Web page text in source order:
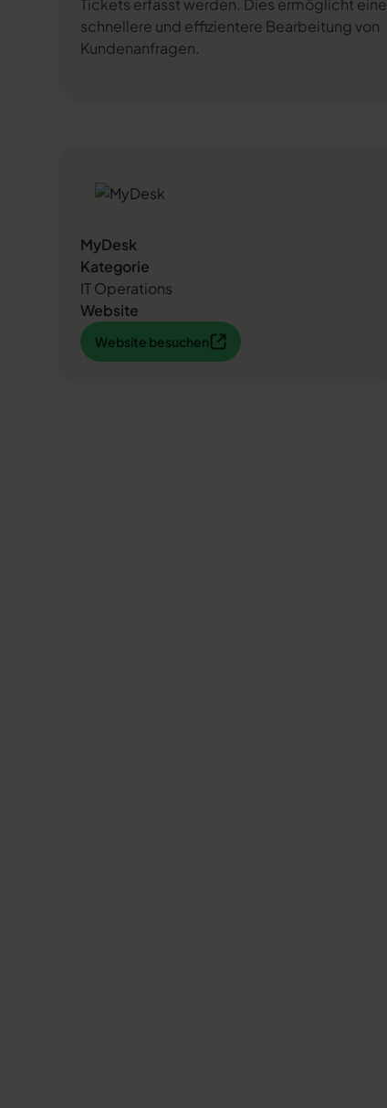
Tickets erfasst werden. Dies ermöglicht eine
schnellere und effizientere Bearbeitung von
Kundenanfragen.
MyDesk
Kategorie
IT Operations
Website
Website besuchen
Website besuchen